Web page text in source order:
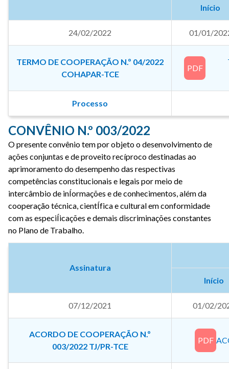
Início
24/02/2022 01/01/
TERMO DE COOPERAÇÃO N.º 04/2022
COHAPAR-TCE
PDF
Processo
CONVÊNIO N.º 003/2022
O presente convênio tem por objeto o desenvolvimento de
ações conjuntas e de proveito recíproco destinadas ao
aprimoramento do desempenho das respectivas
competências constitucionais e legais por meio de
intercâmbio de inÍormações e de conhecimentos, além da
cooperação técnica, cientÍfica e cultural em conformidade
com as especiÍicações e demais discriminações constantes
no Plano de Trabalho.
Assinatura
Início
07/12/2021 01/02/
ACORDO DE COOPERAÇÃO N.º
003/2022 TJ/PR-TCE
PDF